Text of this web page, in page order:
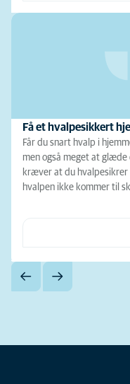
Få et hvalpesikkert
Får du snart hvalp i
men også meget at
kræver at du hvalpesikrer
hvalpen ikke kommer til